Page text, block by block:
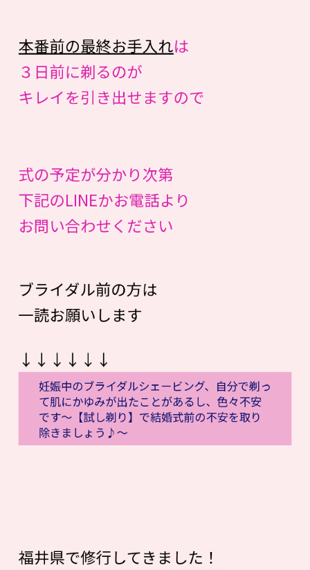
本番前の最終お手入れは
３日前に剃るのが
キレイを引き出せますので
式の予定が分かり次第
下記のLINEかお電話より
お問い合わせください
ブライダル前の方は
一読お願いします
↓↓↓↓↓↓
妊娠中のブライダルシェービング、自分で剃っ
て肌にかゆみが出たことがあるし、色々不安
です〜【試し剃り】で結婚式前の不安を取り
除きましょう♪〜
福井県で修行してきました！